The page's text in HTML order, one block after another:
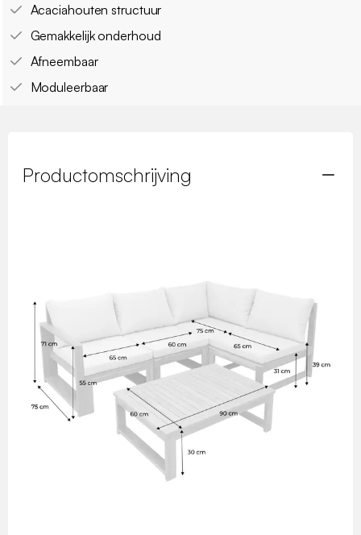
Acaciahouten structuur
Gemakkelijk onderhoud
Afneembaar
Moduleerbaar
Productomschrijving